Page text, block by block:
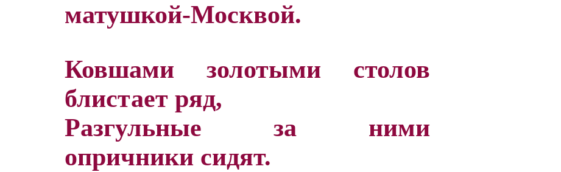
матушкой-Москвой.
Ковшами золотыми столов
блистает ряд,
Разгульные за ними
опричники сидят.